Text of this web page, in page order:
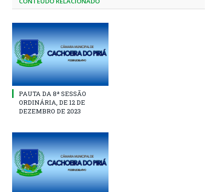
PAUTA DA 8ª SESSÃO
ORDINÁRIA, DE 12 DE
DEZEMBRO DE 2023